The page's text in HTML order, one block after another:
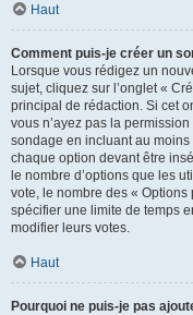
Haut
Comment puis-je créer un
Lorsque vous rédigez un
sujet, cliquez sur l’onglet «
principal de rédaction. Si cet
vous n’ayez pas la
sondage en incluant au
chaque option devant être
le nombre d’options que les
vote, le nombre des «
spécifier une limite de temps
modifier leurs votes.
Haut
Pourquoi ne puis-je pas